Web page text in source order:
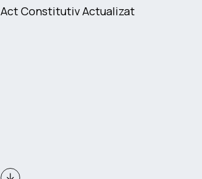
Act Constitutiv Actualizat